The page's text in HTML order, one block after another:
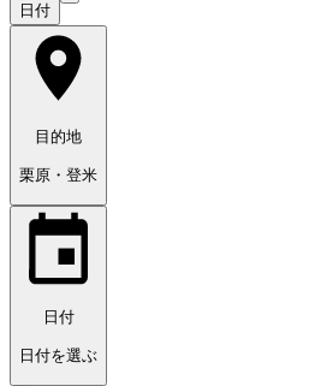
日付
目的地
栗原・登米
日付
日付を選ぶ